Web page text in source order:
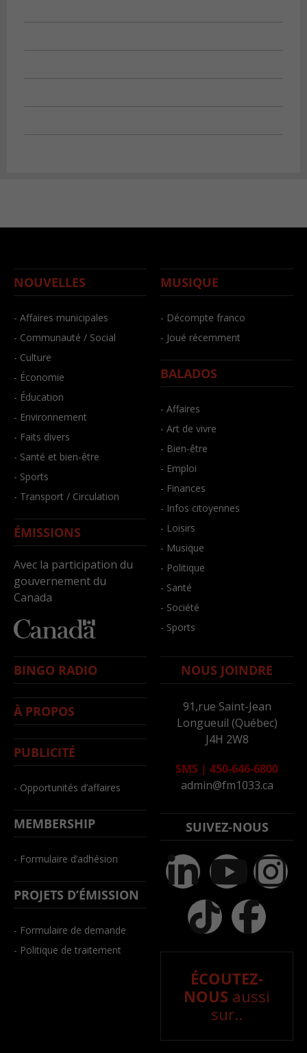
NOUVELLES
- Affaires municipales
- Communauté / Social
- Culture
- Économie
- Éducation
- Environnement
- Faits divers
- Santé et bien-être
- Sports
- Transport / Circulation
ÉMISSIONS
Avec la participation du
gouvernement du
Canada
MUSIQUE
- Décompte franco
- Joué récemment
BALADOS
- Affaires
- Art de vivre
- Bien-être
- Emploi
- Finances
- Infos citoyennes
- Loisirs
- Musique
- Politique
- Santé
- Société
- Sports
BINGO RADIO
À PROPOS
PUBLICITÉ
- Opportunités d’affaires
MEMBERSHIP
- Formulaire d’adhésion
PROJETS D’ÉMISSION
- Formulaire de demande
- Politique de traitement
NOUS JOINDRE
91,rue Saint-Jean
Longueuil (Québec)
J4H 2W8
SMS | 450-646-6800
admin@fm1033.ca
SUIVEZ-NOUS
ÉCOUTEZ-
NOUS aussi
sur..